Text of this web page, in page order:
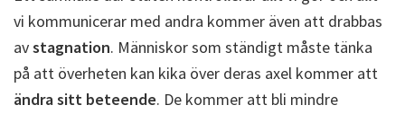
vi kommunicerar med andra kommer även att drabbas
avstagnation. Människor som ständigt måste tänka
på att överheten kan kika över deras axel kommer att
ändra sitt beteende. De kommer att bli mindre